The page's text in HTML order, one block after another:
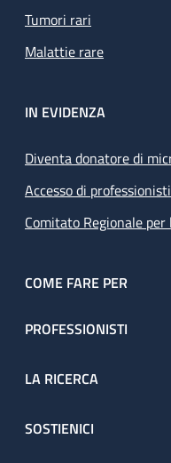
Tumori rari
Malattie rare
IN EVIDENZA
Diventa donatore di
Accesso di
Comitato Regionale per
COME FARE PER
PROFESSIONISTI
LA RICERCA
SOSTIENICI